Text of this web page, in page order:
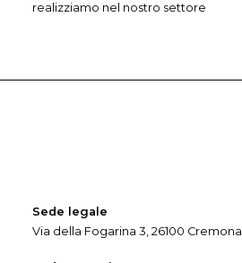
realizziamo nel nostro settore
Sede legale
Via della Fogarina 3, 26100 Cremona